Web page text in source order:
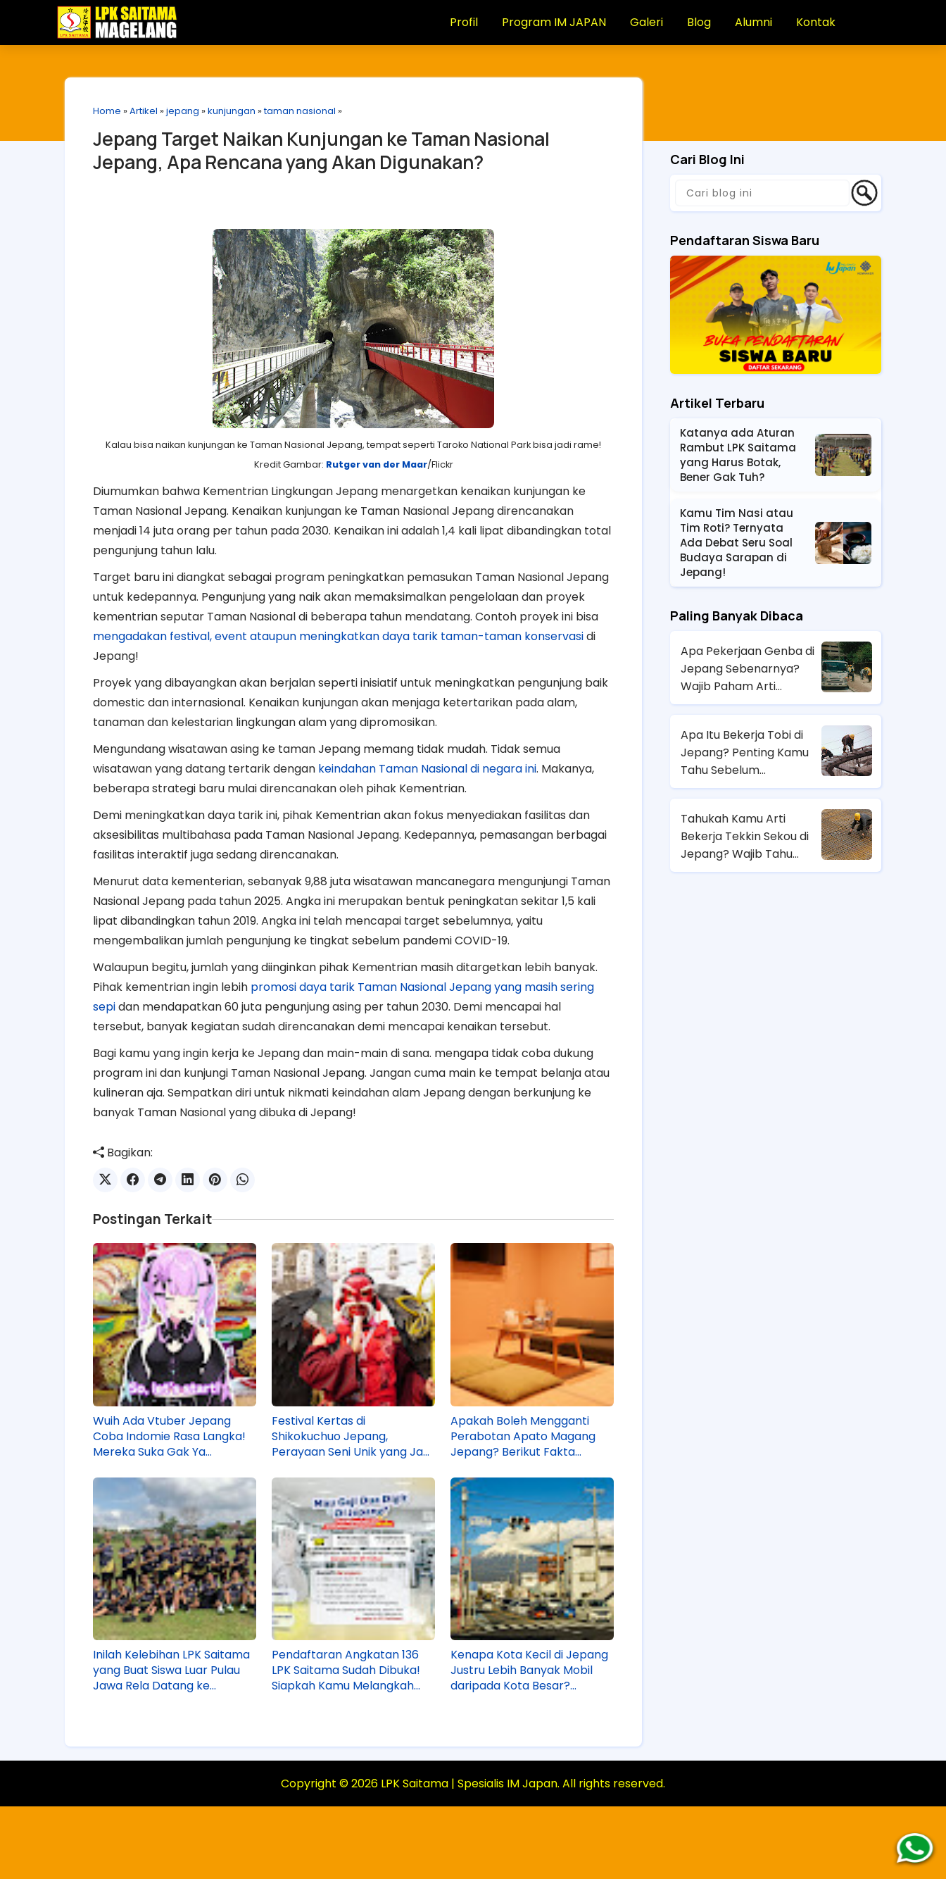
Profil Program IM JAPAN Galeri Blog Alumni Kontak
Home »Artikel »jepang »kunjungan »taman nasional »
Jepang Target Naikan Kunjungan ke Taman Nasional
Jepang, Apa Rencana yang Akan Digunakan?
Kalau bisa naikan kunjungan ke Taman Nasional Jepang, tempat seperti Taroko National Park bisa jadi rame!
Kredit Gambar: Rutger van der Maar/Flickr
Diumumkan bahwa Kementrian Lingkungan Jepang menargetkan kenaikan kunjungan ke
Taman Nasional Jepang. Kenaikan kunjungan ke Taman Nasional Jepang direncanakan
menjadi 14 juta orang per tahun pada 2030. Kenaikan ini adalah 1,4 kali lipat dibandingkan total
pengunjung tahun lalu.
Target baru ini diangkat sebagai program peningkatkan pemasukan Taman Nasional Jepang
untuk kedepannya. Pengunjung yang naik akan memaksimalkan pengelolaan dan proyek
kementrian seputar Taman Nasional di beberapa tahun mendatang. Contoh proyek ini bisa
mengadakan festival, event ataupun meningkatkan daya tarik taman-taman konservasidi
Jepang!
Proyek yang dibayangkan akan berjalan seperti inisiatif untuk meningkatkan pengunjung baik
domestic dan internasional. Kenaikan kunjungan akan menjaga ketertarikan pada alam,
tanaman dan kelestarian lingkungan alam yang dipromosikan.
Mengundang wisatawan asing ke taman Jepang memang tidak mudah. Tidak semua
wisatawan yang datang tertarik dengan keindahan Taman Nasional di negara ini. Makanya,
beberapa strategi baru mulai direncanakan oleh pihak Kementrian.
Demi meningkatkan daya tarik ini, pihak Kementrian akan fokus menyediakan fasilitas dan
aksesibilitas multibahasa pada Taman Nasional Jepang. Kedepannya, pemasangan berbagai
fasilitas interaktif juga sedang direncanakan.
Menurut data kementerian, sebanyak 9,88 juta wisatawan mancanegara mengunjungi Taman
Nasional Jepang pada tahun 2025. Angka ini merupakan bentuk peningkatan sekitar 1,5 kali
lipat dibandingkan tahun 2019. Angka ini telah mencapai target sebelumnya, yaitu
mengembalikan jumlah pengunjung ke tingkat sebelum pandemi COVID-19.
Walaupun begitu, jumlah yang diinginkan pihak Kementrian masih ditargetkan lebih banyak.
Pihak kementrian ingin lebih promosi daya tarik Taman Nasional Jepang yang masih sering
sepidan mendapatkan 60 juta pengunjung asing per tahun 2030. Demi mencapai hal
tersebut, banyak kegiatan sudah direncanakan demi mencapai kenaikan tersebut.
Bagi kamu yang ingin kerja ke Jepang dan main-main di sana. mengapa tidak coba dukung
program ini dan kunjungi Taman Nasional Jepang. Jangan cuma main ke tempat belanja atau
kulineran aja. Sempatkan diri untuk nikmati keindahan alam Jepang dengan berkunjung ke
banyak Taman Nasional yang dibuka di Jepang!
Bagikan:
Postingan Terkait
Wuih Ada Vtuber Jepang
Coba Indomie Rasa Langka!
Mereka Suka Gak Ya
Festival Kertas di
Shikokuchuo Jepang,
Perayaan Seni Unik yang Jadi
Sana!
Apakah Boleh Mengganti
Perabotan Apato Magang
Jepang? Berikut Fakta
Inilah Kelebihan LPK Saitama
yang Buat Siswa Luar Pulau
Jawa Rela Datang ke
Pendaftaran Angkatan 136
LPK Saitama Sudah Dibuka!
Siapkah Kamu Melangkah
Kenapa Kota Kecil di Jepang
Justru Lebih Banyak Mobil
daripada Kota Besar?
Cari Blog Ini
Pendaftaran Siswa Baru
Artikel Terbaru
Katanya ada Aturan
Rambut LPK Saitama
yang Harus Botak,
Bener Gak Tuh?
Kamu Tim Nasi atau
Tim Roti? Ternyata
Ada Debat Seru Soal
Budaya Sarapan di
Jepang!
Paling Banyak Dibaca
Apa Pekerjaan Genba di
Jepang Sebenarnya?
Wajib Paham Arti
Pekerjaannya Sebelum
Apa Itu Bekerja Tobi di
Jepang? Penting Kamu
Tahu Sebelum
Berangkat Magang Kerja
Tahukah Kamu Arti
Bekerja Tekkin Sekou di
Jepang? Wajib Tahu
Sebelum Pilih Job
Copyright ©2026 LPK Saitama | Spesialis IM Japan. All rights reserved.